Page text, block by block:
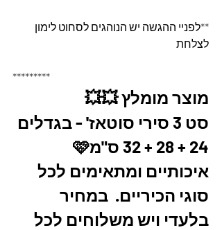
**לפניי ההגשה יש הנוהגים לסחוט לימון
לצלחת
*********
מוצר מומלץ 💥💥
סט 3 סירי סוטאז' - בגדלים
איכותיים ומתאימים לכל
סוגי הכיריים.  במחיר
בלעדי ויש משלוחים לכל